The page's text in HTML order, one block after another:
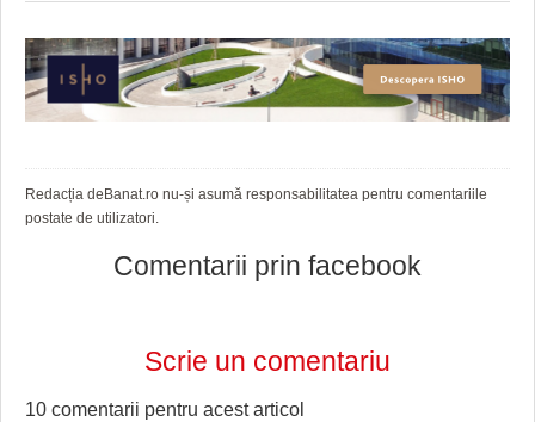
Redacția deBanat.ro nu-și asumă responsabilitatea pentru comentariile
postate de utilizatori.
Comentarii prin facebook
Scrie un comentariu
10 comentarii pentru acest articol